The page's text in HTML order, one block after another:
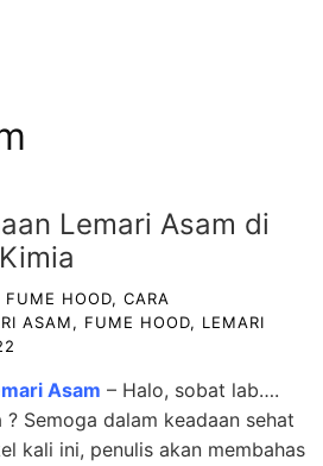
Lemari Asam di
HOOD, CARA
ASAM, FUME HOOD, LEMARI
Asam – Halo, sobat lab….
Semoga dalam keadaan sehat
kali ini, penulis akan membahas